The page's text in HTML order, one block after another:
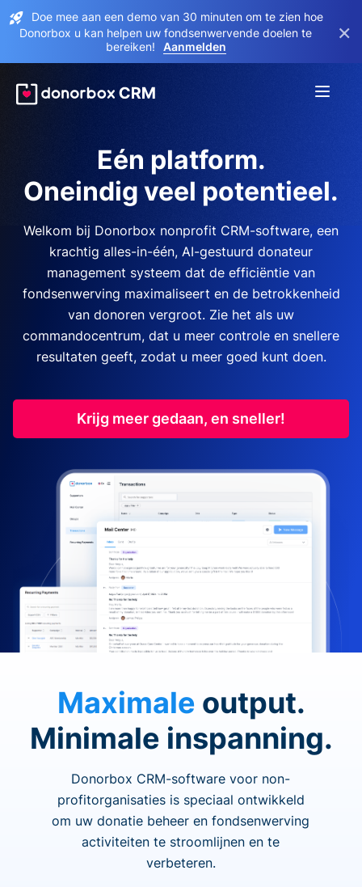
Doe mee aan een demo van 30 minuten om te zien hoe
Donorbox u kan helpen uw fondsenwervende doelen te
bereiken!
Aanmelden
×
Eén platform.
Oneindig veel potentieel.
Welkom bij Donorbox nonprofit CRM-software, een
krachtig alles-in-één, AI-gestuurd donateur
management systeem dat de efficiëntie van
fondsenwerving maximaliseert en de betrokkenheid
van donoren vergroot. Zie het als uw
commandocentrum, dat u meer controle en snellere
resultaten geeft, zodat u meer goed kunt doen.
Krijg meer gedaan, en sneller!
Maximale output.
Minimale inspanning.
Donorbox CRM-software voor non-
profitorganisaties is speciaal ontwikkeld
om uw donatie beheer en fondsenwerving
activiteiten te stroomlijnen en te
verbeteren.